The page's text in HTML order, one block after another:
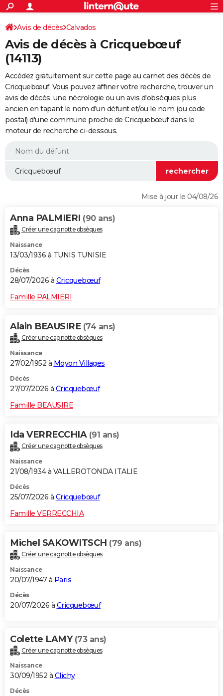
ACTUALITÉS
Politique
Société
Faits Divers
Education
Monde
Villes
+
SPORT
Coupe du monde 2026
Football
Tennis
Cyclisme
Rugby
Forum
FINANCE
Retraite
Impôts
Epargne
Immobilier
Risques naturels par ville
Banque
Assurance
Crédit
AUTO
Essais
Réserver un essai
Citadines
Berlines
SUV
Forum auto
+
HIGH-TECH
Mobiles
Meilleur smartphone
Internet
Ordinateurs
Jeux vidéo
Guide high-tech
+BRICOLAGE
Forum
Aménagement intérieur
Extérieur
Cuisine
Salle de bains
Jardinage
Rangement
WEEK-END
Guides de France
Escapades
Patrimoine
Expositions
Musées
Week-end nature
LIFESTYLE
Alimentation
Guide de la santé
Maladies
Médicaments
Sommeil
VOYAGE
Destinations
City break
Voyage nature
Voyage de noces
Forum
Climat
+PHOTO
GUIDES D'ACHAT
BONS PLANS
CARTE DE VOEUX
Dictionnaire
Biographies
Citations
Expressions
Proverbes
PROGRAMME TV
COPAINS D'AVANT
S'inscrire
Se connecter
Lycées
Collèges
Primaires
Universités
Entreprises
Service militaire
Avis de recherche
AVIS DE DÉCÈS
Avis de décès Calvados
Avis de décès à Cricquebœuf
(14113)
Accédez gratuitement sur cette page au carnet des décès de
Cricquebœuf. Vous pouvez affiner votre recherche, trouver un
avis de décès, une nécrologie ou un avis d'obsèques plus
ancien en tapant le nom d'un défunt et/ou le nom (ou code
postal) d'une commune proche de Cricquebœuf dans le
moteur de recherche ci-dessous.
Mise à jour le 04/08/26
Anna PALMIERI (90 ans)
Créer une cagnotte obsèques
Naissance
13/03/1936 à TUNIS TUNISIE
Décès
28/07/2026 à Cricquebœuf
Famille PALMIERI
Alain BEAUSIRE (74 ans)
Créer une cagnotte obsèques
Naissance
27/02/1952 à Moyon Villages
Décès
27/07/2026 à Cricquebœuf
Famille BEAUSIRE
Ida VERRECCHIA (91 ans)
Créer une cagnotte obsèques
Naissance
21/08/1934 à VALLEROTONDA ITALIE
Décès
25/07/2026 à Cricquebœuf
Famille VERRECCHIA
Michel SAKOWITSCH (79 ans)
Créer une cagnotte obsèques
Naissance
20/07/1947 à Paris
Décès
20/07/2026 à Cricquebœuf
Colette LAMY (73 ans)
Créer une cagnotte obsèques
Naissance
30/09/1952 à Clichy
Décès